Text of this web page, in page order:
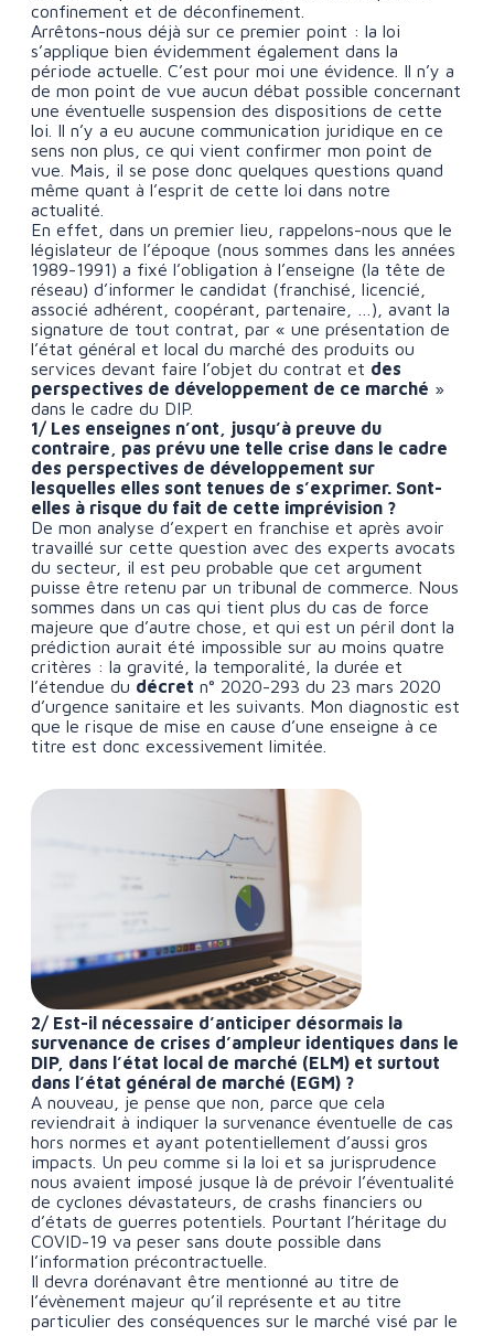
confinement et de déconfinement.
Arrêtons-nous déjà sur ce premier point : la loi
s’applique bien évidemment également dans la
période actuelle. C’est pour moi une évidence. Il n’y a
de mon point de vue aucun débat possible concernant
une éventuelle suspension des dispositions de cette
loi. Il n’y a eu aucune communication juridique en ce
sens non plus, ce qui vient confirmer mon point de
vue. Mais, il se pose donc quelques questions quand
même quant à l’esprit de cette loi dans notre
actualité.
En effet, dans un premier lieu, rappelons-nous que le
législateur de l’époque (nous sommes dans les années
1989-1991) a fixé l’obligation à l’enseigne (la tête de
réseau) d’informer le candidat (franchisé, licencié,
associé adhérent, coopérant, partenaire, …), avant la
signature de tout contrat, par « une présentation de
l’état général et local du marché des produits ou
services devant faire l’objet du contrat et des
perspectives de développement de ce marché »
dans le cadre du DIP.
1/ Les enseignes n’ont, jusqu’à preuve du
contraire, pas prévu une telle crise dans le cadre
des perspectives de développement sur
lesquelles elles sont tenues de s’exprimer. Sont-
elles à risque du fait de cette imprévision ?
De mon analyse d’expert en franchise et après avoir
travaillé sur cette question avec des experts avocats
du secteur, il est peu probable que cet argument
puisse être retenu par un tribunal de commerce. Nous
sommes dans un cas qui tient plus du cas de force
majeure que d’autre chose, et qui est un péril dont la
prédiction aurait été impossible sur au moins quatre
critères : la gravité, la temporalité, la durée et
l’étendue du décret n° 2020-293 du 23 mars 2020
d’urgence sanitaire et les suivants. Mon diagnostic est
que le risque de mise en cause d’une enseigne à ce
titre est donc excessivement limitée.
2/ Est-il nécessaire d’anticiper désormais la
survenance de crises d’ampleur identiques dans le
DIP, dans l’état local de marché (ELM) et surtout
dans l’état général de marché (EGM) ?
A nouveau, je pense que non, parce que cela
reviendrait à indiquer la survenance éventuelle de cas
hors normes et ayant potentiellement d’aussi gros
impacts. Un peu comme si la loi et sa jurisprudence
nous avaient imposé jusque là de prévoir l’éventualité
de cyclones dévastateurs, de crashs financiers ou
d’états de guerres potentiels. Pourtant l’héritage du
COVID-19 va peser sans doute possible dans
l’information précontractuelle.
Il devra dorénavant être mentionné au titre de
l’évènement majeur qu’il représente et au titre
particulier des conséquences sur le marché visé par le